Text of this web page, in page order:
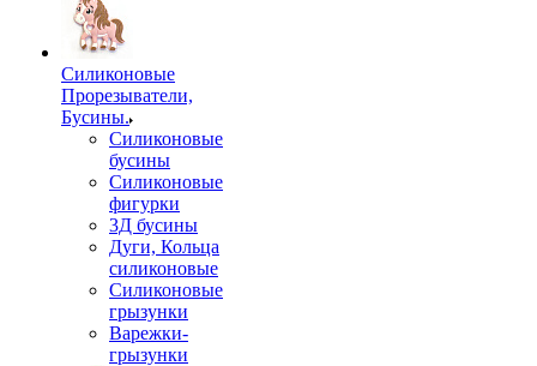
Силиконовые
Прорезыватели,
Бусины.
Силиконовые
бусины
Силиконовые
фигурки
3Д бусины
Дуги, Кольца
силиконовые
Силиконовые
грызунки
Варежки-
грызунки